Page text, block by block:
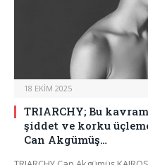
18 EKIM 2025
TRIARCHY; Bu
şiddet ve korku
Can Akgümüş…